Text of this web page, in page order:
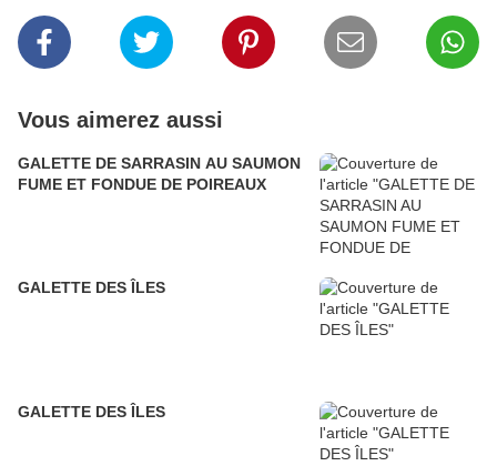
Vous aimerez aussi
GALETTE DE SARRASIN AU SAUMON
FUME ET FONDUE DE POIREAUX
GALETTE DES ÎLES
GALETTE DES ÎLES